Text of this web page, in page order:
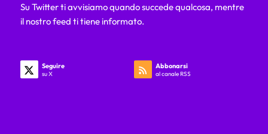
Su Twitter ti avvisiamo quando succede qualcosa, mentre
il nostro feed ti tiene informato.
Seguire
su X
Abbonarsi
al canale RSS